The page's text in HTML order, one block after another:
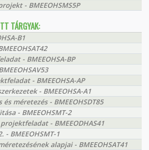
- BMEEOHSMS5P
TÁRGYAK:
B1
- BMEEOHSA-BP
- BMEEOHSA-AP
- BMEEOHSA-A1
méretezés - BMEEOHSDT85
- BMEEOHSMT-2
- BMEEODHAS41
- BMEEOHSMT-1
alapjai - BMEEOHSAT41